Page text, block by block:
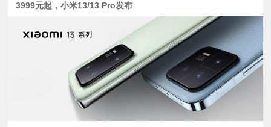
3999元起，小米13/13 Pro发布